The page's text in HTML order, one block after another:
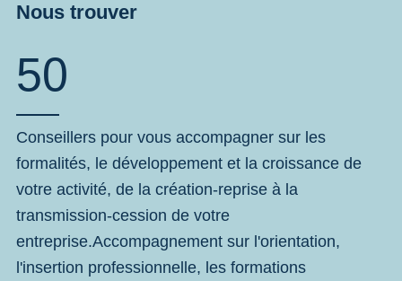
Nous trouver
50
Conseillers pour vous accompagner sur les
formalités, le développement et la croissance de
votre activité, de la création-reprise à la
transmission-cession de votre
entreprise.Accompagnement sur l'orientation,
l'insertion professionnelle, les formations